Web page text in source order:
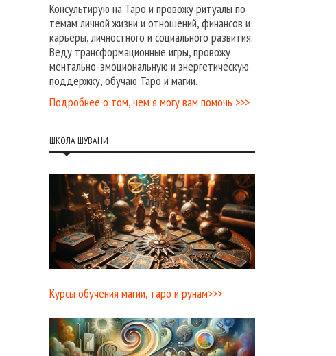
Консультирую на Таро и провожу ритуалы по
темам личной жизни и отношений, финансов и
карьеры, личностного и социального развития.
Веду трансформационные игры, провожу
ментально-эмоциональную и энергетическую
поддержку, обучаю Таро и магии.
Подробнее о том, чем я могу вам помочь >>>
ШКОЛА ШУВАНИ
Курсы обучения магии, таро и рунам>>>